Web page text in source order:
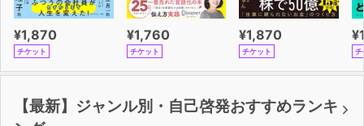
¥1,870
チケット
¥1,760
チケット
¥1,870
チケット チ
【最新】ジャンル別・自己啓発おすすめランキ